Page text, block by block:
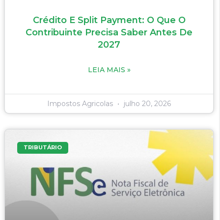
Crédito E Split Payment: O Que O
Contribuinte Precisa Saber Antes De
2027
LEIA MAIS »
Impostos Agricolas julho 20, 2026
TRIBUTÁRIO